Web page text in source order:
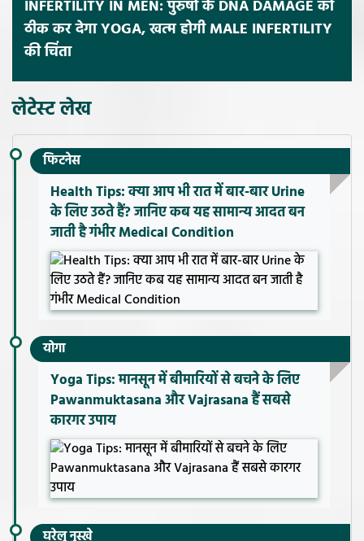
INFERTILITY IN MEN: पुरुषों के DNA DAMAGE को
ठीक कर देगा YOGA, खत्म होगी MALE INFERTILITY
की चिंता
लेटेस्ट लेख
फिटनेस
Health Tips: क्या आप भी रात में बार-बार Urine
के लिए उठते हैं? जानिए कब यह सामान्य आदत बन
जाती है गंभीर Medical Condition
योगा
Yoga Tips: मानसून में बीमारियों से बचने के लिए
Pawanmuktasana और Vajrasana हैं सबसे
कारगर उपाय